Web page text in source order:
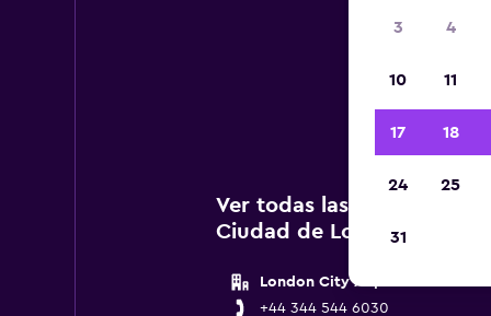
A
Ver todas las agencias de
Ciudad de Londres
London City Airport
+44 344 544 6030
3 4
10 11
17 18
24 25
31